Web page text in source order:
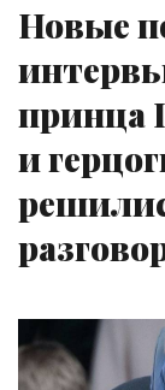
Новые
принца
и